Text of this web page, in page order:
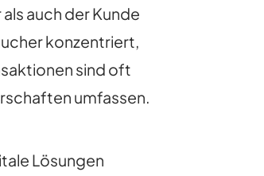
auch der Kunde
konzentriert,
sind oft
umfassen.
Lösungen